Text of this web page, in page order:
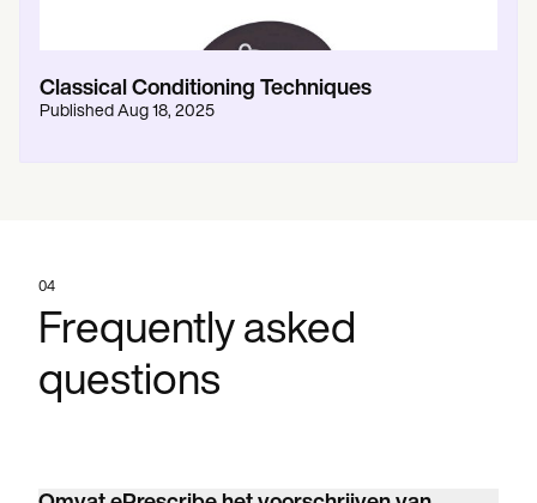
Classical Conditioning Techniques
Published Aug 18, 2025
04
Frequently asked
questions